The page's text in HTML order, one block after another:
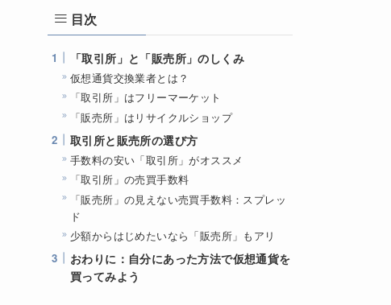
目次
「取引所」と「販売所」のしくみ
仮想通貨交換業者とは？
「取引所」はフリーマーケット
「販売所」はリサイクルショップ
取引所と販売所の選び方
手数料の安い「取引所」がオススメ
「取引所」の売買手数料
「販売所」の見えない売買手数料：スプレッ
ド
少額からはじめたいなら「販売所」もアリ
おわりに：自分にあった方法で仮想通貨を
買ってみよう